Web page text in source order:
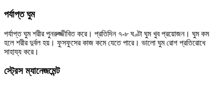
পর্যাপ্ত ঘুম
পর্যাপ্ত ঘুম শরীর পুনরুজ্জীবিত করে। প্রতিদিন ৭-৮ ঘণ্টা ঘুম খুব প্রয়োজন। ঘুম কম
হলে শরীর দুর্বল হয়। ফুসফুসের কাজ কমে যেতে পারে। ভালো ঘুম রোগ প্রতিরোধে
সাহায্য করে।
স্ট্রেস ম্যানেজমেন্ট